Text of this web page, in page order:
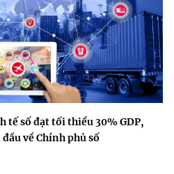
tế số đạt tối thiểu 30% GDP,
về Chính phủ số